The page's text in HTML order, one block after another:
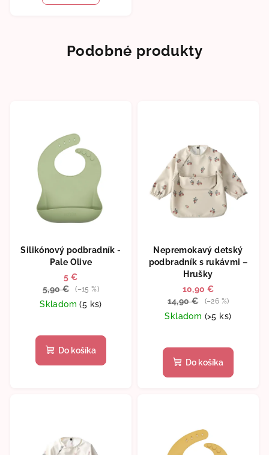
hviezdičiek.
Podobné produkty
Silikónový podbradník -
Pale Olive
5 €
5,90 €
(–15 %)
Skladom(5 ks)
Do košíka
Nepremokavý detský
podbradník s rukávmi –
Hrušky
10,90 €
14,90 €
(–26 %)
Skladom (>5 ks)
Do košíka